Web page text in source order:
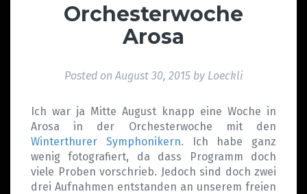
Orchesterwoche
Arosa
Posted onAugust 30, 2015 by Loeckli
Ich war ja Mitte August knapp eine Woche in
Arosa in der Orchesterwoche mit den
Winterthurer Symphonikern. Ich habe ganz
wenig fotografiert, da dass Programm doch
viele Proben vorschrieb. Jedoch sind doch zwei
drei Aufnahmen entstanden an unserem freien